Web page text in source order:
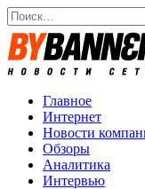
Перейти
к
содержанию
Search
for:
Главное
Интернет
Новости
Обзоры
Аналитика
Интервью